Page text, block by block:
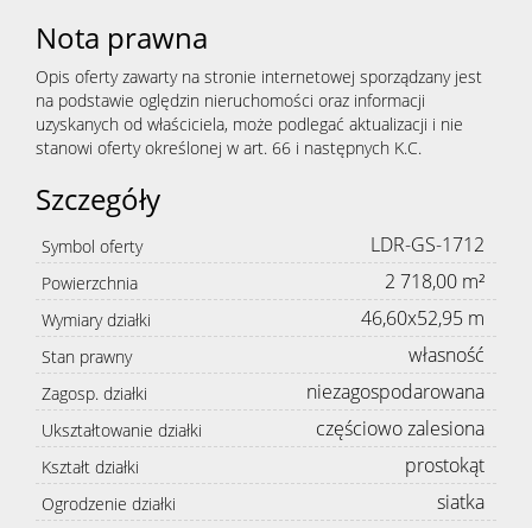
Nota prawna
Opis oferty zawarty na stronie internetowej sporządzany jest
na podstawie oględzin nieruchomości oraz informacji
uzyskanych od właściciela, może podlegać aktualizacji i nie
stanowi oferty określonej w art. 66 i następnych K.C.
Szczegóły
Symbol oferty LDR-GS-1712
Powierzchnia 2 718,00 m²
Wymiary działki 46,60x52,95 m
Stan prawny własność
Zagosp. działki niezagospodarowana
Ukształtowanie działki częściowo zalesiona
Kształt działki prostokąt
Ogrodzenie działki siatka